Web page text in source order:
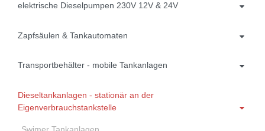
elektrische Dieselpumpen 230V 12V & 24V
Zapfsäulen & Tankautomaten
Transportbehälter - mobile Tankanlagen
Dieseltankanlagen - stationär an der
Eigenverbrauchstankstelle